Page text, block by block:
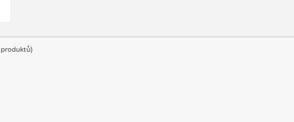
produktů)